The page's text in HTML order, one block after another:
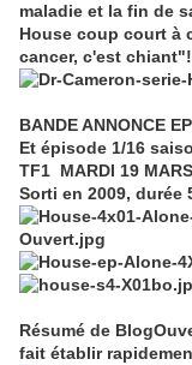
maladie et la fin de
House coup court à
cancer, c'est chiant"!
BANDE ANNONCE
Et épisode 1/16
TF1 MARDI 19
Sorti en 2009, durée
Résumé de
fait établir